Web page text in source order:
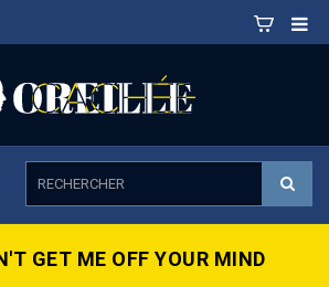
GET ME OFF YOUR MIND